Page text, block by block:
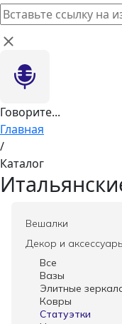
Говорите...
Главная
/
Каталог
Вешалки
Все
Декор и
Все
Вазы
Элитные
Ковры
Статуэтки